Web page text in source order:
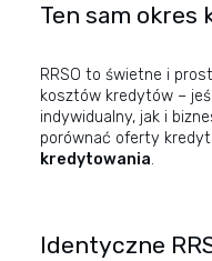
Ten sam okres
RRSO to świetne i
kosztów kredytów –
indywidualny, jak i
porównać oferty
kredytowania.
Identyczne